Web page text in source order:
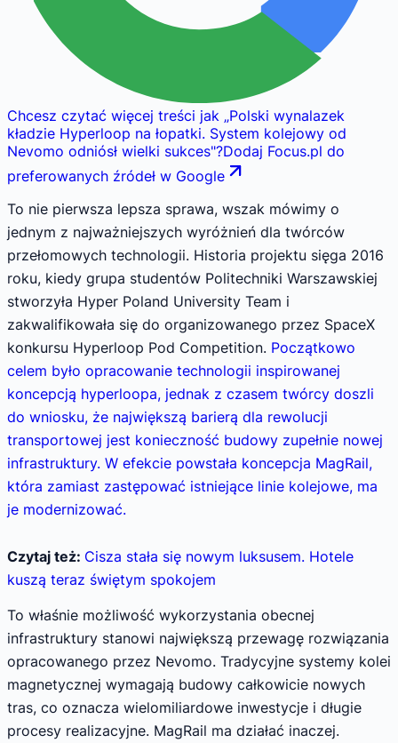
Chcesz czytać więcej treści jak „Polski wynalazek
kładzie Hyperloop na łopatki. System kolejowy od
Nevomo odniósł wielki sukces"?Dodaj Focus.pl do
preferowanych źródeł w Google
To nie pierwsza lepsza sprawa, wszak mówimy o
jednym z najważniejszych wyróżnień dla twórców
przełomowych technologii. Historia projektu sięga 2016
roku, kiedy grupa studentów Politechniki Warszawskiej
stworzyła Hyper Poland University Team i
zakwalifikowała się do organizowanego przez SpaceX
konkursu Hyperloop Pod Competition. Początkowo
celem było opracowanie technologii inspirowanej
koncepcją hyperloopa, jednak z czasem twórcy doszli
do wniosku, że największą barierą dla rewolucji
transportowej jest konieczność budowy zupełnie nowej
infrastruktury. W efekcie powstała koncepcja MagRail,
która zamiast zastępować istniejące linie kolejowe, ma
je modernizować.
Czytaj też: Cisza stała się nowym luksusem. Hotele
kuszą teraz świętym spokojem
To właśnie możliwość wykorzystania obecnej
infrastruktury stanowi największą przewagę rozwiązania
opracowanego przez Nevomo. Tradycyjne systemy kolei
magnetycznej wymagają budowy całkowicie nowych
tras, co oznacza wielomiliardowe inwestycje i długie
procesy realizacyjne. MagRail ma działać inaczej.